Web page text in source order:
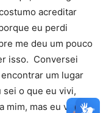
acreditar
eu perdi
me deu um pouco
isso. Conversei
um lugar
o que eu vivi,
mim, mas eu vi